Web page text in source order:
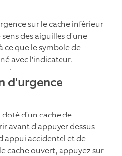
sur le cache inférieur
des aiguilles d'une
ce que le symbole de
avec l'indicateur.
d'urgence
d'un cache de
avant d'appuyer dessus
accidentel et de
cache ouvert, appuyez sur